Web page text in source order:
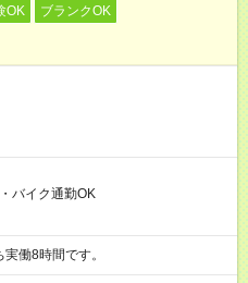
OK
ブランクOK
バイク通勤OK
うち実働8時間です。